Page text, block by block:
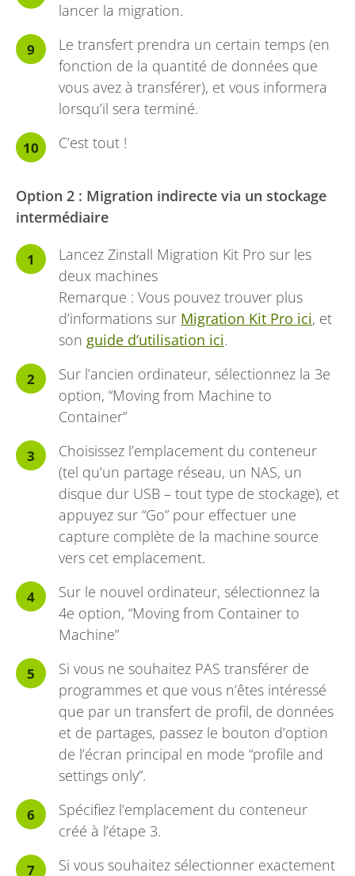
lancer la migration.
Le transfert prendra un certain temps (en
fonction de la quantité de données que
vous avez à transférer), et vous informera
lorsqu’il sera terminé.
C’est tout !
Option 2 : Migration indirecte via un stockage
intermédiaire
Lancez Zinstall Migration Kit Pro sur les
deux machines
Remarque : Vous pouvez trouver plus
d’informations sur Migration Kit Pro ici, et
son guide d’utilisation ici.
Sur l’ancien ordinateur, sélectionnez la 3e
option, “Moving from Machine to
Container”
Choisissez l’emplacement du conteneur
(tel qu’un partage réseau, un NAS, un
disque dur USB – tout type de stockage), et
appuyez sur “Go” pour effectuer une
capture complète de la machine source
vers cet emplacement.
Sur le nouvel ordinateur, sélectionnez la
4e option, “Moving from Container to
Machine”
Si vous ne souhaitez PAS transférer de
programmes et que vous n’êtes intéressé
que par un transfert de profil, de données
et de partages, passez le bouton d’option
de l’écran principal en mode “profile and
settings only”.
Spécifiez l’emplacement du conteneur
créé à l’étape 3.
Si vous souhaitez sélectionner exactement